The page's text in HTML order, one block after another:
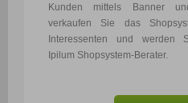
Kunden mittels Banner
verkaufen Sie das
Interessenten und werden
Ipilum Shopsystem-Berater.